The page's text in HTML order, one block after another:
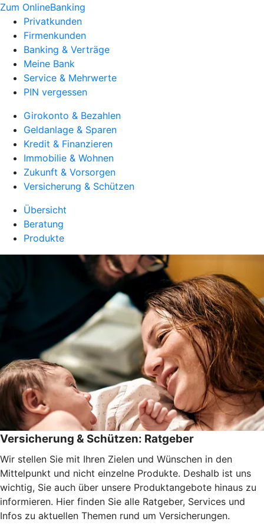
Zum OnlineBanking
Privatkunden
Firmenkunden
Banking & Verträge
Meine Bank
Service & Mehrwerte
PIN vergessen
Girokonto & Bezahlen
Geldanlage & Sparen
Kredit & Finanzieren
Immobilie & Wohnen
Zukunft & Vorsorgen
Versicherung & Schützen
Übersicht
Beratung
Produkte
Versicherung & Schützen: Ratgeber
Wir stellen Sie mit Ihren Zielen und Wünschen in den
Mittelpunkt und nicht einzelne Produkte. Deshalb ist uns
wichtig, Sie auch über unsere Produktangebote hinaus zu
informieren. Hier finden Sie alle Ratgeber, Services und
Infos zu aktuellen Themen rund um Versicherungen.